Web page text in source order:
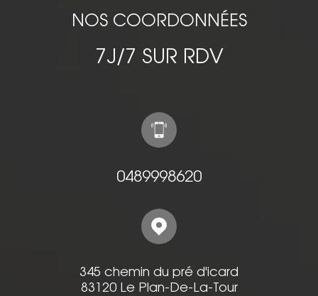
NOS COORDONNÉES
7J/7 SUR RDV
0489998620
345 chemin du pré d'icard
83120 Le Plan-De-La-Tour